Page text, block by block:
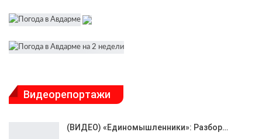
Видеорепортажи
(ВИДЕО) «Единомышленники»: Разбор…